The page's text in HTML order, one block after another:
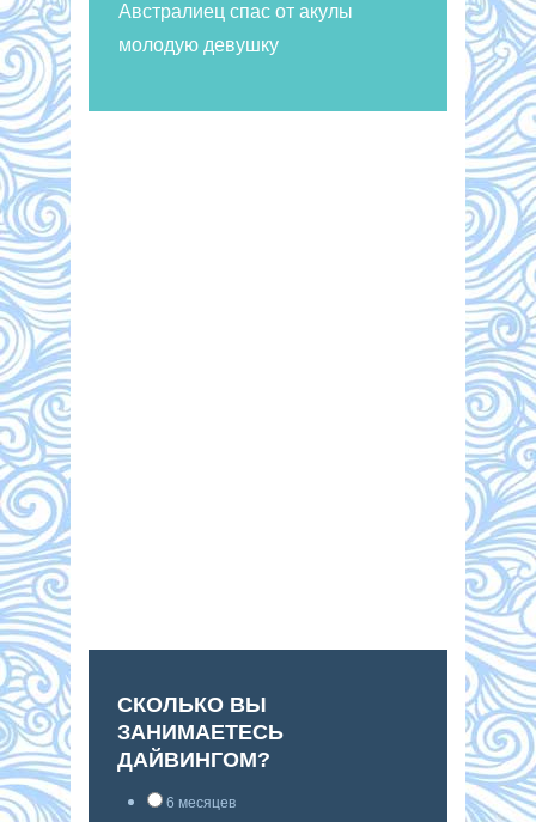
Австралиец спас от акулы
молодую девушку
СКОЛЬКО ВЫ
ЗАНИМАЕТЕСЬ
ДАЙВИНГОМ?
6 месяцев